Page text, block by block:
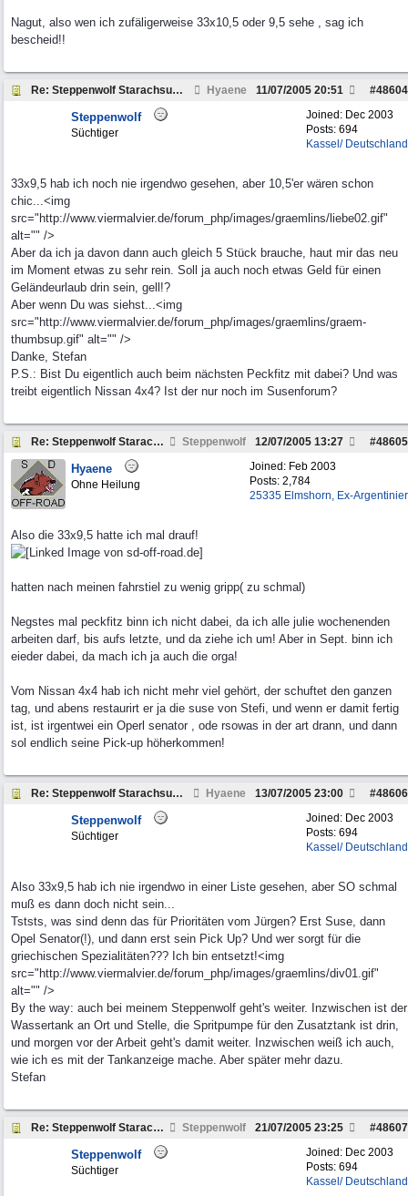
Nagut, also wen ich zufäligerweise 33x10,5 oder 9,5 sehe , sag ich
bescheid!!
Re: Steppenwolf Starachsumbau Hyaene #48604
11/07/2005 20:51
Joined: Dec 2003
Posts: 694
Kassel/ Deutschland
Steppenwolf
Süchtiger
33x9,5 hab ich noch nie irgendwo gesehen, aber 10,5'er wären schon
chic...<img
src="http://www.viermalvier.de/forum_php/images/graemlins/liebe02.gif"
alt="" />
Aber da ich ja davon dann auch gleich 5 Stück brauche, haut mir das neu
im Moment etwas zu sehr rein. Soll ja auch noch etwas Geld für einen
Geländeurlaub drin sein, gell!?
Aber wenn Du was siehst...<img
src="http://www.viermalvier.de/forum_php/images/graemlins/graem-
thumbsup.gif" alt="" />
Danke, Stefan
P.S.: Bist Du eigentlich auch beim nächsten Peckfitz mit dabei? Und was
treibt eigentlich Nissan 4x4? Ist der nur noch im Susenforum?
Re: Steppenwolf Starachsumbau Steppenwolf #48605
12/07/2005 13:27
Joined: Feb 2003
Posts: 2,784
25335 Elmshorn, Ex-Argentinier
Hyaene
Ohne Heilung
Also die 33x9,5 hatte ich mal drauf!
hatten nach meinen fahrstiel zu wenig gripp( zu schmal)
Negstes mal peckfitz binn ich nicht dabei, da ich alle julie wochenenden
arbeiten darf, bis aufs letzte, und da ziehe ich um! Aber in Sept. binn ich
eieder dabei, da mach ich ja auch die orga!
Vom Nissan 4x4 hab ich nicht mehr viel gehört, der schuftet den ganzen
tag, und abens restaurirt er ja die suse von Stefi, und wenn er damit fertig
ist, ist irgentwei ein Operl senator , ode rsowas in der art drann, und dann
sol endlich seine Pick-up höherkommen!
Re: Steppenwolf Starachsumbau Hyaene #48606
13/07/2005 23:00
Joined: Dec 2003
Posts: 694
Kassel/ Deutschland
Steppenwolf
Süchtiger
Also 33x9,5 hab ich nie irgendwo in einer Liste gesehen, aber SO schmal
muß es dann doch nicht sein...
Tststs, was sind denn das für Prioritäten vom Jürgen? Erst Suse, dann
Opel Senator(!), und dann erst sein Pick Up? Und wer sorgt für die
griechischen Spezialitäten??? Ich bin entsetzt!<img
src="http://www.viermalvier.de/forum_php/images/graemlins/div01.gif"
alt="" />
By the way: auch bei meinem Steppenwolf geht's weiter. Inzwischen ist der
Wassertank an Ort und Stelle, die Spritpumpe für den Zusatztank ist drin,
und morgen vor der Arbeit geht's damit weiter. Inzwischen weiß ich auch,
wie ich es mit der Tankanzeige mache. Aber später mehr dazu.
Stefan
Re: Steppenwolf Starachsumbau Steppenwolf #48607
21/07/2005 23:25
Joined: Dec 2003
Posts: 694
Kassel/ Deutschland
Steppenwolf
Süchtiger